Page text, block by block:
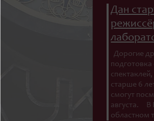
Дан
Дорогие
подготовка
старше 6
смогут
августа. В
областном